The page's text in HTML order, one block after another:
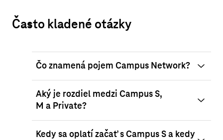
Často kladené otázky
Čo znamená pojem Campus Network?
Aký je rozdiel medzi Campus S,
M a Private?
Kedy sa oplatí začať s Campus S a kedy